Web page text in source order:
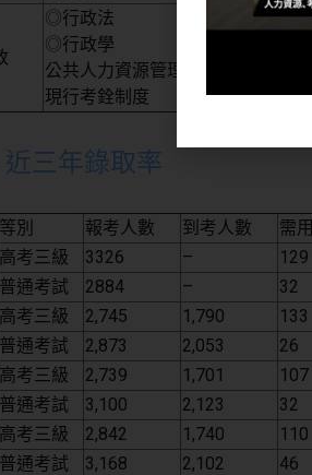
◎行政法
◎行政學
公共人力資源管理
現行考銓制度
近三年錄取率
等別 報考人數 到考人數 需
高考三級 3326 – 129
普通考試
2884 – 32
高考三級 2,745 1,790 133
普通考試
2,873 2,053 26
高考三級 2,739 1,701 107
普通考試
3,100 2,123 32
高考三級 2,842 1,740 110
普通考試
3,168 2,102 46